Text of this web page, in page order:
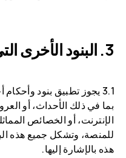
البنود الأخرى
3.1 يجوز تطبيق بنود
بما في ذلك الأحداث، أو
الإنترنت، أو الخصائص
للمنصة، وتشكل جميع هذه
هذه بالإشارة إليها.